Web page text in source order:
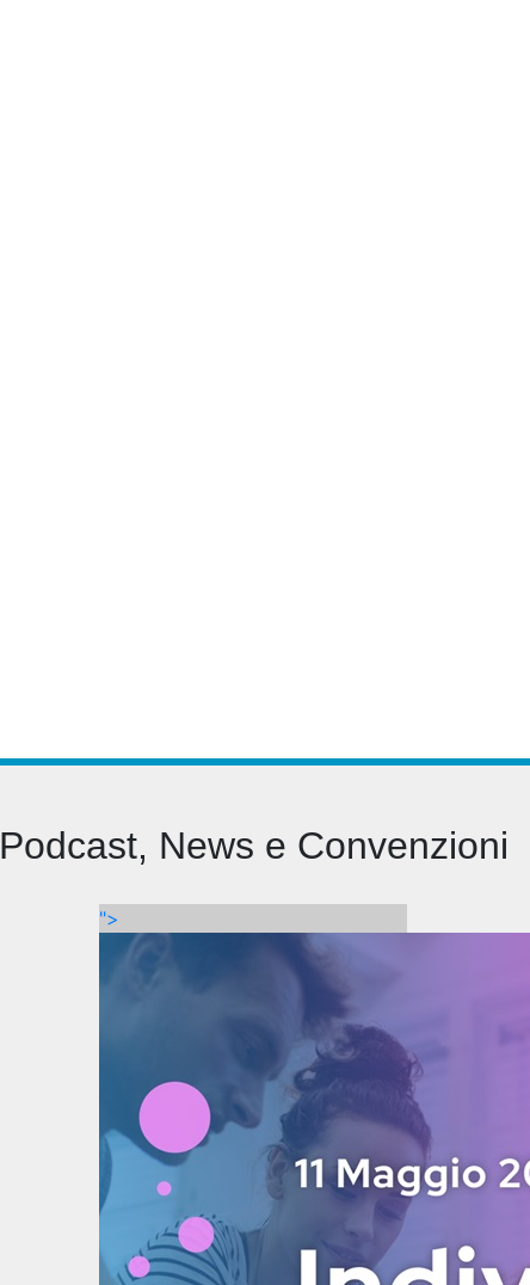
Podcast, News e Convenzioni
">